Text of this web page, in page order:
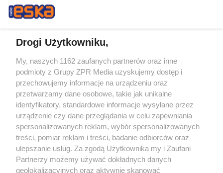
Żaden utwór zamieszczony w serwisie nie może być powielany i
rozpowszechniany lub dalej rozpowszechniany w jakikolwiek sposób (w
tym także elektroniczny lub mechaniczny) na jakimkolwiek polu
eksploatacji w jakiejkolwiek formie, włącznie z umieszczaniem w Internecie
bez pisemnej zgody właściciela praw. Jakiekolwiek użycie lub
wykorzystanie utworów w całości lub w części z naruszeniem prawa, tzn.
bez właściwej zgody, jest zabronione pod groźbą kary i może być ścigane
prawnie.
Drogi Użytkowniku,
My, naszych 1162 zaufanych partnerów oraz inne
podmioty z Grupy ZPR Media uzyskujemy dostęp i
przechowujemy informacje na urządzeniu oraz
przetwarzamy dane osobowe, takie jak unikalne
identyfikatory, standardowe informacje wysyłane przez
urządzenie czy dane przeglądania w celu zapewniania
spersonalizowanych reklam, wybór spersonalizowanych
treści, pomiar reklam i treści, badanie odbiorców oraz
ulepszanie usług. Za zgodą Użytkownika my i Zaufani
Partnerzy możemy używać dokładnych danych
geolokalizacyjnych oraz aktywnie skanować